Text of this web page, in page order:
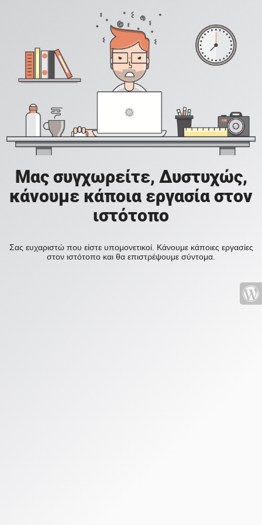
Μας συγχωρείτε, Δυστυχώς,
κάνουμε κάποια εργασία στον
ιστότοπο
Σας ευχαριστώ που είστε υπομονετικοί. Κάνουμε κάποιες εργασίες
στον ιστότοπο και θα επιστρέψουμε σύντομα.